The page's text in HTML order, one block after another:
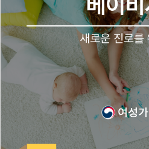
격
후
기
고
객
센
의
강
의